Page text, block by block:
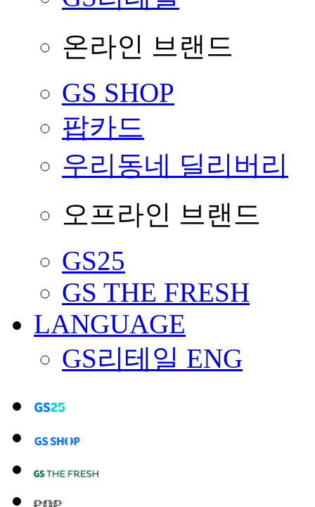
온라인 브랜드
GS SHOP
팝카드
우리동네 딜리버리
오프라인 브랜드
GS25
GS THE FRESH
LANGUAGE
GS리테일 ENG